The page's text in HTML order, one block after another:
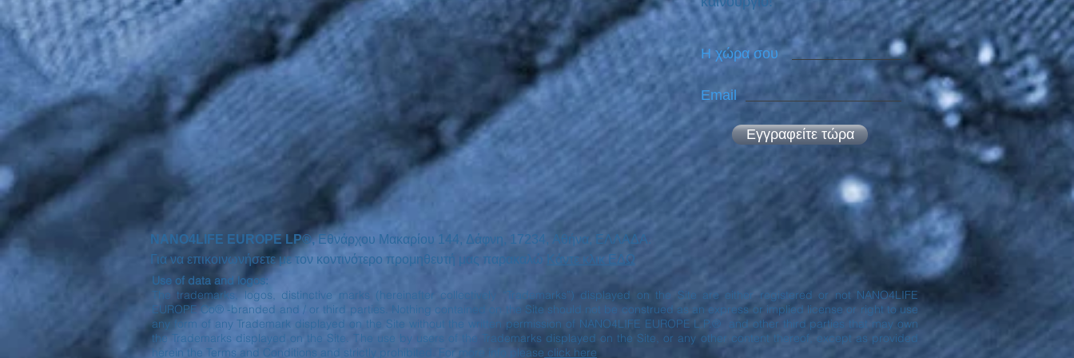
Η χώρα σου
Email
Εγγραφείτε τώρα
NANO4LIFE EUROPE LP®,Εθνάρχου Μακαρίου 144, Δάφνη, 17234, Αθήνα, ΕΛΛΑΔΑ.
Για να επικοινωνήσετε με τον κοντινότερο προμηθευτή μας παρακαλώ
Κάντε κλικ ΕΔΩ
Use of data and logos:
The trademarks, logos, distinctive marks (hereinafter collectively “Trademarks”) displayed on the Site are either registered or not NANO4LIFE
EUROPE Co® -branded and / or third parties. Nothing contained on the Site should not be construed as an express or implied license or right to use
any form of any Trademark displayed on the Site without the written permission of NANO4LIFE EUROPE L.P.® and other third parties that may own
the Trademarks displayed on the Site. The use by users of the Trademarks displayed on the Site, or any other content thereof, except as provided
herein the Terms and Conditions and strictly prohibited. For more info please click here